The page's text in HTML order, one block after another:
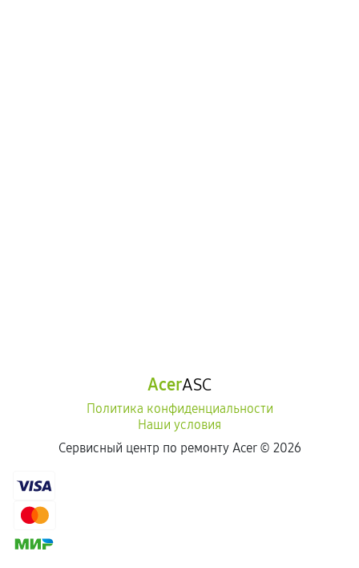
AcerASC
Политика конфиденциальности
Наши условия
Сервисный центр по ремонту Acer © 2026